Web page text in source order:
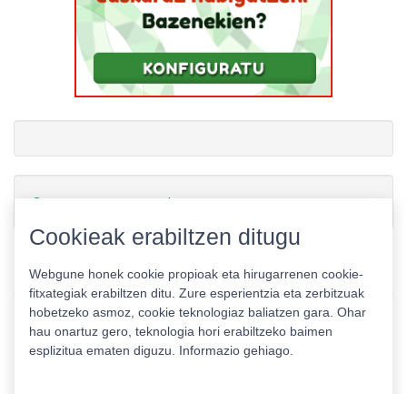
Gamerauntsia-ren txioak
Cookieak erabiltzen ditugu
Webgune honek cookie propioak eta hirugarrenen cookie-
fitxategiak erabiltzen ditu. Zure esperientzia eta zerbitzuak
hobetzeko asmoz, cookie teknologiaz baliatzen gara. Ohar
hau onartuz gero, teknologia hori erabiltzeko baimen
esplizitua ematen diguzu. Informazio gehiago.